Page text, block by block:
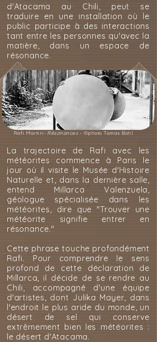
d'Atacama au Chili, peut se
traduire en une installation où le
public participe à des interactions
tant entre les personnes qu'avec la
matière, dans un espace de
résonance.
Rafi Martin-Résonances- ©photo Tomas Bohl
La trajectoire de Rafi avec les
météorites commence à Paris le
jour où il visite le Musée d'Histoire
Naturelle et, dans la dernière salle,
entend Millarca Valenzuela,
géologue spécialisée dans les
météorites, dire que "Trouver une
météorite signifie entrer en
résonance."
Cette phrase touche profondément
Rafi. Pour comprendre le sens
profond de cette déclaration de
Millarca, il décide de se rendre au
Chili, accompagné d'une équipe
d'artistes, dont Julika Mayer, dans
l'endroit le plus aride du monde, un
désert de sel qui conserve
extrêmement bien les météorites :
le désert d'Atacama.